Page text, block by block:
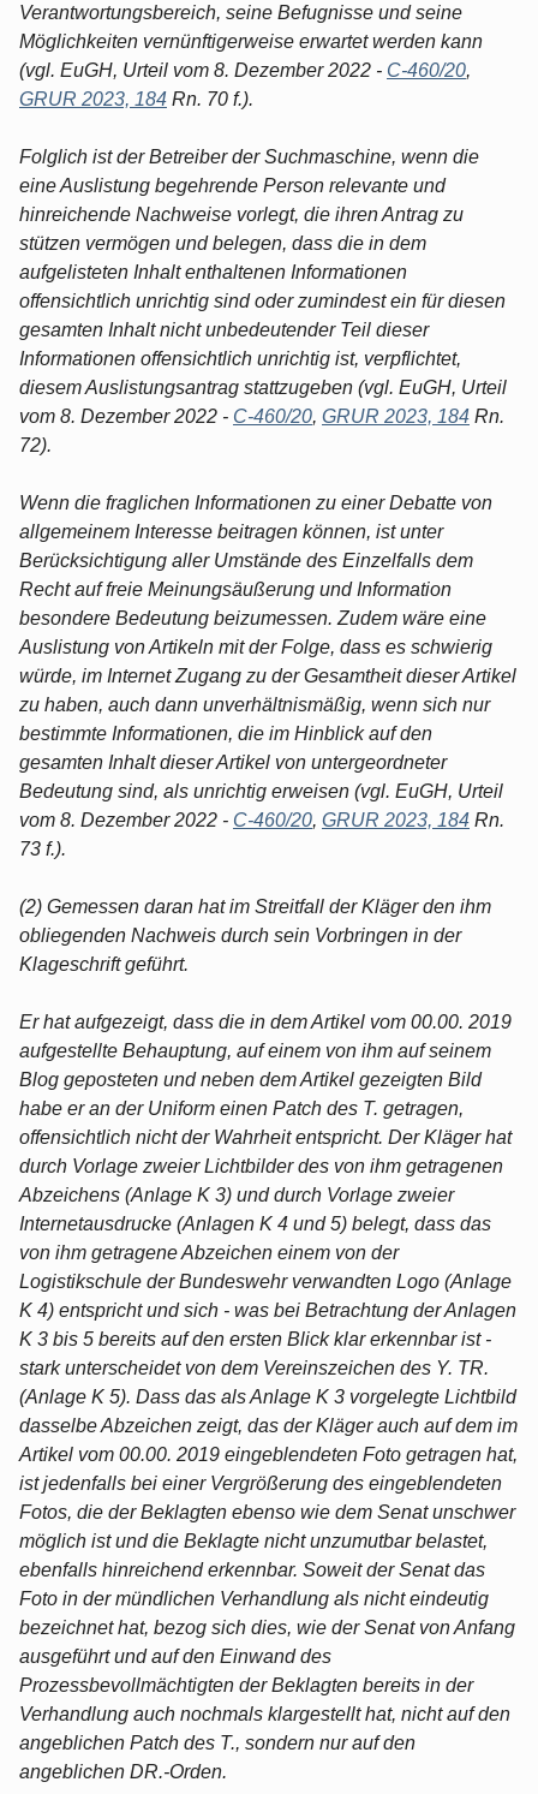
Verantwortungsbereich, seine Befugnisse und seine
Möglichkeiten vernünftigerweise erwartet werden kann
(vgl. EuGH, Urteil vom 8. Dezember 2022 - C-460/20,
GRUR 2023, 184 Rn. 70 f.).
Folglich ist der Betreiber der Suchmaschine, wenn die
eine Auslistung begehrende Person relevante und
hinreichende Nachweise vorlegt, die ihren Antrag zu
stützen vermögen und belegen, dass die in dem
aufgelisteten Inhalt enthaltenen Informationen
offensichtlich unrichtig sind oder zumindest ein für diesen
gesamten Inhalt nicht unbedeutender Teil dieser
Informationen offensichtlich unrichtig ist, verpflichtet,
diesem Auslistungsantrag stattzugeben (vgl. EuGH, Urteil
vom 8. Dezember 2022 - C-460/20, GRUR 2023, 184 Rn.
72).
Wenn die fraglichen Informationen zu einer Debatte von
allgemeinem Interesse beitragen können, ist unter
Berücksichtigung aller Umstände des Einzelfalls dem
Recht auf freie Meinungsäußerung und Information
besondere Bedeutung beizumessen. Zudem wäre eine
Auslistung von Artikeln mit der Folge, dass es schwierig
würde, im Internet Zugang zu der Gesamtheit dieser Artikel
zu haben, auch dann unverhältnismäßig, wenn sich nur
bestimmte Informationen, die im Hinblick auf den
gesamten Inhalt dieser Artikel von untergeordneter
Bedeutung sind, als unrichtig erweisen (vgl. EuGH, Urteil
vom 8. Dezember 2022 - C-460/20, GRUR 2023, 184 Rn.
73 f.).
(2) Gemessen daran hat im Streitfall der Kläger den ihm
obliegenden Nachweis durch sein Vorbringen in der
Klageschrift geführt.
Er hat aufgezeigt, dass die in dem Artikel vom 00.00. 2019
aufgestellte Behauptung, auf einem von ihm auf seinem
Blog geposteten und neben dem Artikel gezeigten Bild
habe er an der Uniform einen Patch des T. getragen,
offensichtlich nicht der Wahrheit entspricht. Der Kläger hat
durch Vorlage zweier Lichtbilder des von ihm getragenen
Abzeichens (Anlage K 3) und durch Vorlage zweier
Internetausdrucke (Anlagen K 4 und 5) belegt, dass das
von ihm getragene Abzeichen einem von der
Logistikschule der Bundeswehr verwandten Logo (Anlage
K 4) entspricht und sich - was bei Betrachtung der Anlagen
K 3 bis 5 bereits auf den ersten Blick klar erkennbar ist -
stark unterscheidet von dem Vereinszeichen des Y. TR.
(Anlage K 5). Dass das als Anlage K 3 vorgelegte Lichtbild
dasselbe Abzeichen zeigt, das der Kläger auch auf dem im
Artikel vom 00.00. 2019 eingeblendeten Foto getragen hat,
ist jedenfalls bei einer Vergrößerung des eingeblendeten
Fotos, die der Beklagten ebenso wie dem Senat unschwer
möglich ist und die Beklagte nicht unzumutbar belastet,
ebenfalls hinreichend erkennbar. Soweit der Senat das
Foto in der mündlichen Verhandlung als nicht eindeutig
bezeichnet hat, bezog sich dies, wie der Senat von Anfang
ausgeführt und auf den Einwand des
Prozessbevollmächtigten der Beklagten bereits in der
Verhandlung auch nochmals klargestellt hat, nicht auf den
angeblichen Patch des T., sondern nur auf den
angeblichen DR.-Orden.